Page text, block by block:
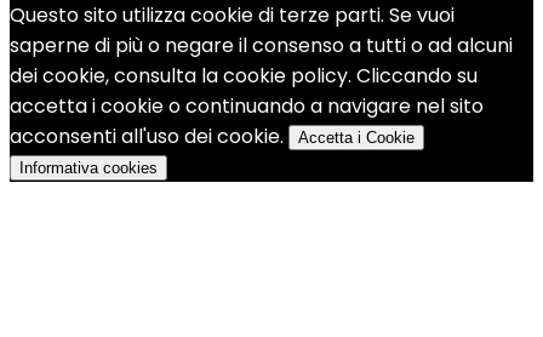
Questo sito utilizza cookie di terze parti. Se vuoi
saperne di più o negare il consenso a tutti o ad alcuni
dei cookie, consulta la cookie policy. Cliccando su
accetta i cookie o continuando a navigare nel sito
acconsenti all'uso dei cookie.
Accetta i Cookie
Informativa cookies